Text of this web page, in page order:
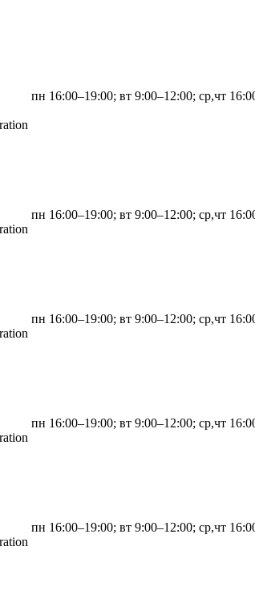
пн 16:00–19:00; вт 9:00–12:00; ср,чт
пн 16:00–19:00; вт 9:00–12:00; ср,чт
пн 16:00–19:00; вт 9:00–12:00; ср,чт
пн 16:00–19:00; вт 9:00–12:00; ср,чт
пн 16:00–19:00; вт 9:00–12:00; ср,чт